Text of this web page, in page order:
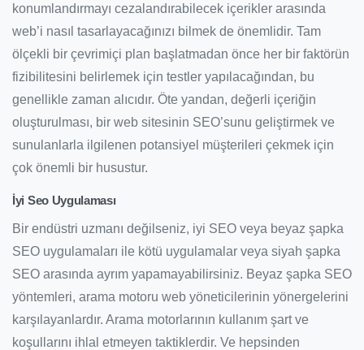
konumlandırmayı cezalandırabilecek içerikler arasında
web’i nasıl tasarlayacağınızı bilmek de önemlidir. Tam
ölçekli bir çevrimiçi plan başlatmadan önce her bir faktörün
fizibilitesini belirlemek için testler yapılacağından, bu
genellikle zaman alıcıdır. Öte yandan, değerli içeriğin
oluşturulması, bir web sitesinin SEO’sunu geliştirmek ve
sunulanlarla ilgilenen potansiyel müşterileri çekmek için
çok önemli bir husustur.
İyi Seo Uygulaması
Bir endüstri uzmanı değilseniz, iyi SEO veya beyaz şapka
SEO uygulamaları ile kötü uygulamalar veya siyah şapka
SEO arasında ayrım yapamayabilirsiniz. Beyaz şapka SEO
yöntemleri, arama motoru web yöneticilerinin yönergelerini
karşılayanlardır. Arama motorlarının kullanım şart ve
koşullarını ihlal etmeyen taktiklerdir. Ve hepsinden